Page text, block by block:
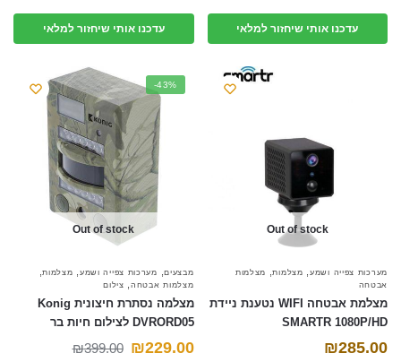
עדכנו אותי שיחזור למלאי עדכנו אותי שיחזור למלאי
Out of stock
מערכות צפייה ושמע, מצלמות,
מצלמות
אבטחה
מצלמת אבטחה WIFI נטענת ניידת
SMARTR 1080P/HD
₪285.00
-43%
Out of stock
מבצעים, מערכות צפייה ושמע מצלמות,
מצלמות אבטחה, צילום
מצלמה נסתרת חיצונית Konig
DVRORD05 לצילום חיות בר
₪399.00
המחיר
₪229.00
המחיר